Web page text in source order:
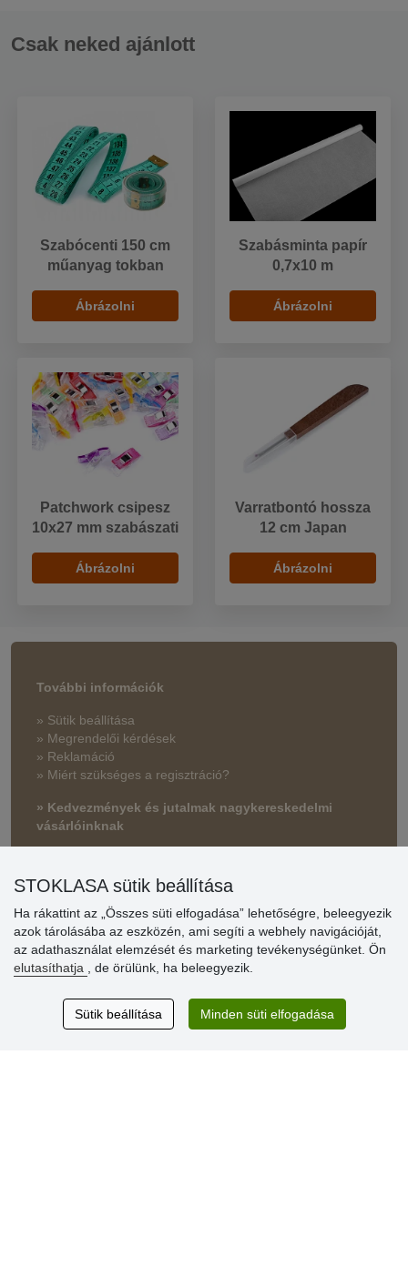
Csak neked ajánlott
Szabócenti 150 cm
műanyag tokban
Ábrázolni
Szabásminta papír
0,7x10 m
Ábrázolni
Patchwork csipesz
10x27 mm szabászati
Ábrázolni
Varratbontó hossza
12 cm Japan
Ábrázolni
További információk
» Sütik beállítása
» Megrendelői kérdések
» Reklamáció
» Miért szükséges a regisztráció?
» Kedvezmények és jutalmak nagykereskedelmi
vásárlóinknak
Vásárlók
értékelése
Excellent service
Thank you.
STOKLASA sütik beállítása
Ha rákattint az „Összes süti elfogadása” lehetőségre, beleegyezik
azok tárolásába az eszközén, ami segíti a webhely navigációját,
az adathasználat elemzését és marketing tevékenységünket. Ön
elutasíthatja
, de örülünk, ha beleegyezik.
Sütik beállítása Minden süti elfogadása